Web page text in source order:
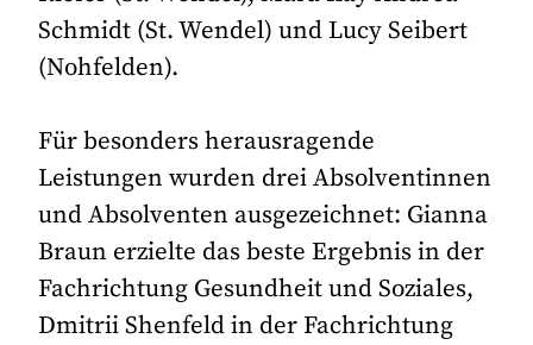
Schmidt (St. Wendel) und Lucy Seibert
(Nohfelden).
Für besonders herausragende
Leistungen wurden drei Absolventinnen
und Absolventen ausgezeichnet: Gianna
Braun erzielte das beste Ergebnis in der
Fachrichtung Gesundheit und Soziales,
Dmitrii Shenfeld in der Fachrichtung